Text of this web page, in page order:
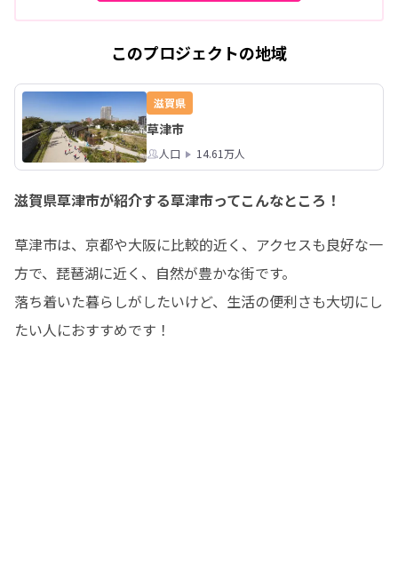
このプロジェクトの地域
滋賀県
草津市
人口 14.61万人
滋賀県草津市が紹介する草津市ってこんなところ！
草津市は、京都や大阪に比較的近く、アクセスも良好な一
方で、琵琶湖に近く、自然が豊かな街です。
落ち着いた暮らしがしたいけど、生活の便利さも大切にし
たい人におすすめです！